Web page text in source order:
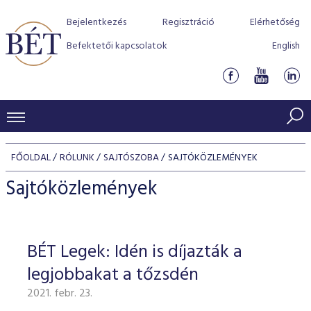
Bejelentkezés Regisztráció
Elérhetőség
Befektetői kapcsolatok
English
KERESKEDÉSI ADATOK
INDEXEK
Jelzáloglevél indexek
Vállalati kötvény indexek
Azonnali Piac
Részvények
Származékos piac
BEFEKTETŐK
Részvény szekció
Hitelpapír szekció
Szabályozás
BÉT szabályzatok
Befektetővédelem
Alkalmazott díjstruktúra
Elszámolás
Részvény és vállalati kötvény tőzsdei bevezetését
program
BÉT Xtend - Részvénypiac egyszerűen
TŐZSDETAGOK
Tőzsdetagok, üzletkötők
VENDOROK
FŐOLDAL RÓLUNK SAJTÓSZOBA SAJTÓKÖZLEMÉNYEK
Sajtóközlemények
BÉT Legek: Idén is díjazták a
legjobbakat a tőzsdén
2021. febr. 23.